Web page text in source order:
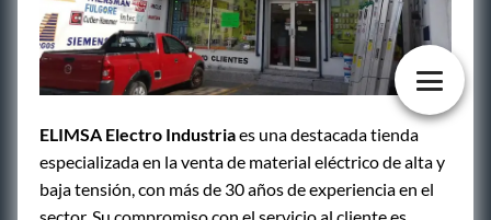
ELIMSA Electro Industriaes una destacada tienda
especializada en la venta de material eléctrico de alta y
baja tensión, con más de 30 años de experiencia en el
sector. Su compromiso con el servicio al cliente es